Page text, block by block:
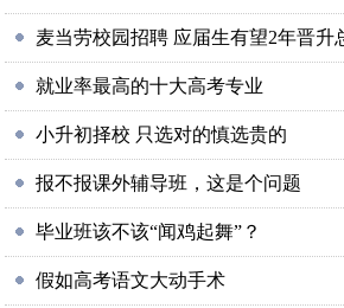
麦当劳校园招聘 应届生有望2年晋升
就业率最高的十大高考专业
小升初择校 只选对的慎选贵的
报不报课外辅导班，这是个问题
毕业班该不该“闻鸡起舞”？
假如高考语文大动手术